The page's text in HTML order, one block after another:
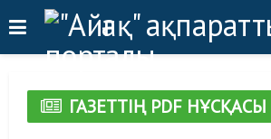
ГАЗЕТТІҢ PDF НҰСҚАСЫ